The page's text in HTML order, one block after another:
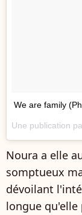
We are family
Une publication
Noura a elle
somptueux
dévoilant
longue